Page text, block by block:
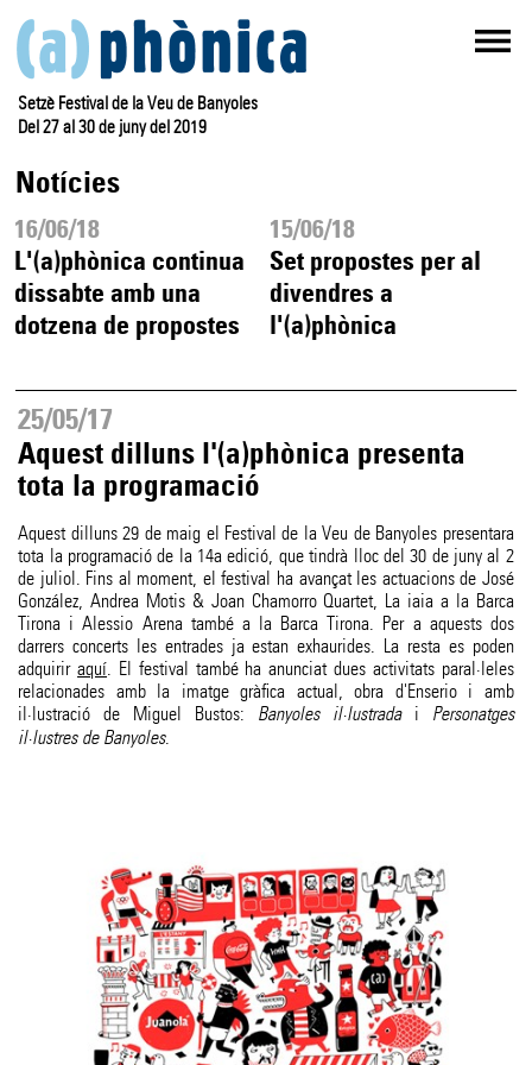
Setzè Festival de la Veu de Banyoles
Del 27 al 30 de juny del 2019
Notícies
16/06/18
L'(a)phònica continua
dissabte amb una
dotzena de propostes
15/06/18
Set propostes per al
divendres a
l'(a)phònica
25/05/17
Aquest dilluns l'(a)phònica presenta
tota la programació
Aquest dilluns 29 de maig el Festival de la Veu de Banyoles presentara
tota la programació de la 14a edició, que tindrà lloc del 30 de juny al 2
de juliol. Fins al moment, el festival ha avançat les actuacions de José
González, Andrea Motis & Joan Chamorro Quartet, La iaia a la Barca
Tirona i Alessio Arena també a la Barca Tirona. Per a aquests dos
darrers concerts les entrades ja estan exhaurides. La resta es poden
adquiriraquí. El festival també ha anunciat dues activitats paral·leles
relacionades amb la imatge gràfica actual, obra d'Enserio i amb
il·lustració de Miguel Bustos: Banyoles il·lustradai Personatges
il·lustres de Banyoles.